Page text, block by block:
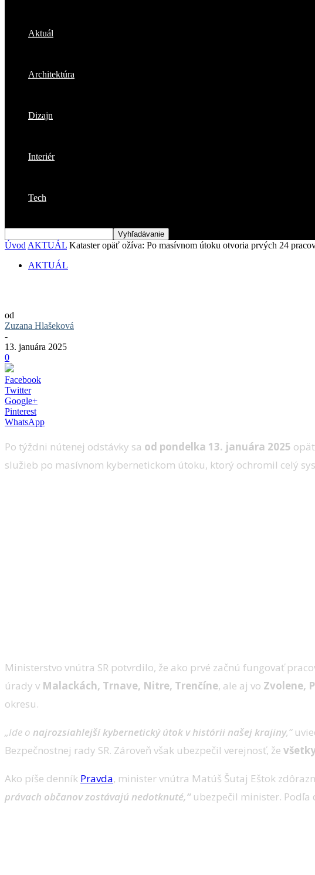
Aktuál
Architektúra
Dizajn
Interiér
Tech
Úvod AKTUÁL Kataster opäť ožíva: Po masívnom útoku otvoria prvých 24
AKTUÁL
od
Zuzana Hlašeková
-
13. januára 2025
0
Facebook
Twitter
Google+
Pinterest
WhatsApp
Po týždni nútenej odstávky sa od pondelka 13. januára 2025
služieb po masívnom kybernetickom útoku, ktorý ochromil celý
Ministerstvo vnútra SR potvrdilo, že ako prvé začnú fungovať
úrady v Malackách, Trnave, Nitre, Trenčíne, ale aj vo Zvolene,
okresu.
„Ide o najrozsiahlejší kybernetický útok v histórii našej krajiny,“
Bezpečnostnej rady SR. Zároveň však ubezpečil verejnosť, že
Ako píše denník Pravda, minister vnútra Matúš Šutaj Eštok
právach občanov zostávajú nedotknuté,“ubezpečil minister. Podľa